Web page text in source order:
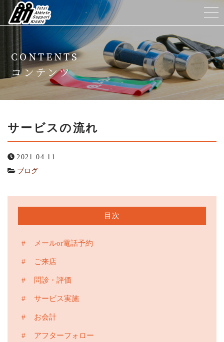
ホーム
TASKについて
トレーナー紹介
ニュース
お問い合わせ
CONTENTS
コンテンツ
サービスの流れ
2021.04.11
ブログ
目次
メールor電話予約
ご来店
問診・評価
サービス実施
お会計
アフターフォロー